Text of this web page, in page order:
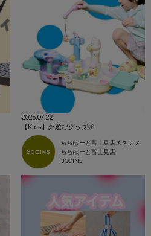
2026.07.22
【Kids】外遊びグッズ🌱
ららぽーと富士見店スタッフ
ららぽーと富士見店
3COINS